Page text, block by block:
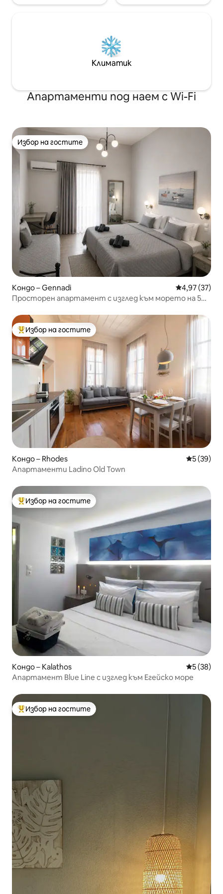
Климатик
Апартаменти под наем с Wi-Fi
Избор на гостите
Избор на гостите
Кондо – Gennadi Средна
4,97 (37)
Просторен апартамент с изглед към морето на 5
Най-популярен избор на гостите
Избор на гостите
Кондо – Rhodes Средна
5 (39)
Апартаменти Ladino Old Town
Най-популярен избор на гостите
Избор на гостите
Кондо – Kalathos Средна
5 (38)
Апартамент Blue Line с изглед към Егейско море
Най-популярен избор на гостите
Избор на гостите